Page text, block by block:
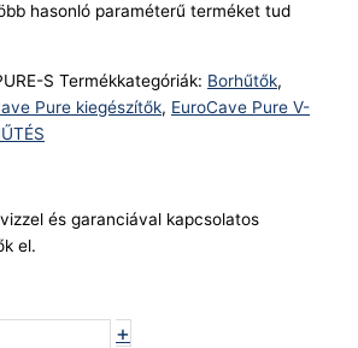
hasonló paraméterű terméket tud
S Termékkategóriák: Borhűtők,
Pure kiegészítők, EuroCave Pure V-
és garanciával kapcsolatos
el.
+